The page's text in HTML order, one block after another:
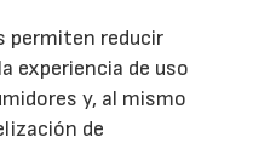
permiten reducir
experiencia de uso
y, al mismo
de